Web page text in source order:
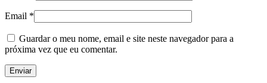
Email *
Guardar o meu nome, email e site neste navegador para a
próxima vez que eu comentar.